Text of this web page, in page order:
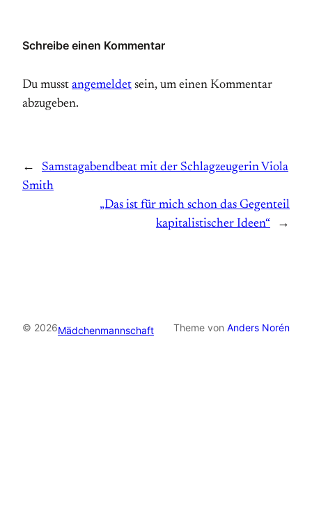
Schreibe einen Kommentar
Du musst angemeldet sein, um einen Kommentar
abzugeben.
←
Samstagabendbeat mit der Schlagzeugerin Viola
Smith
„Das ist für mich schon das Gegenteil
kapitalistischer Ideen“
→
© 2026Mädchenmannschaft Theme von Anders Norén